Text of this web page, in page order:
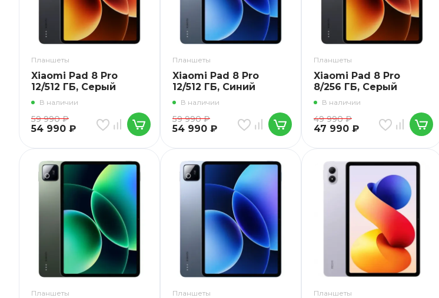
Планшеты
Xiaomi Pad 8 Pro
12/512 ГБ, Серый
В наличии
59 990₽
54 990 ₽
Планшеты
Xiaomi Pad 8 Pro
12/512 ГБ, Синий
В наличии
59 990₽
54 990 ₽
Планшеты
Xiaomi Pad 8 Pro
8/256 ГБ, Серый
В наличии
49 990₽
47 990 ₽
Планшеты Планшеты Планшеты